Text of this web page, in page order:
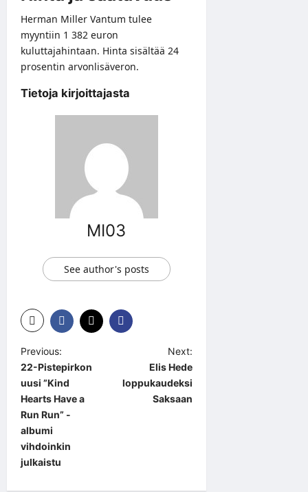
Herman Miller Vantum tulee
myyntiin 1 382 euron
kuluttajahintaan. Hinta sisältää 24
prosentin arvonlisäveron.
Tietoja kirjoittajasta
MI03
See author's posts
P
o
s
t
n
a
Previous:
22-Pistepirkon
uusi ”Kind
Hearts Have a
Run Run” -
albumi
vihdoinkin
julkaistu
Next:
Elis Hede
loppukaudeksi
Saksaan